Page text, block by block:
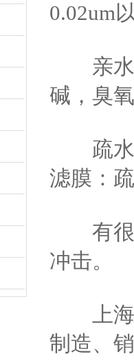
0.02um
亲水
碱，臭
疏水
滤膜：
有很
冲击。
上海
制造、